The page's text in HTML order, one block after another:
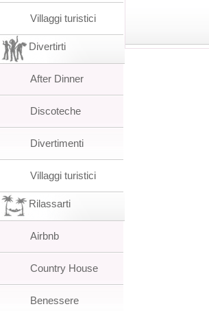
Villaggi turistici
Divertirti
After Dinner
Discoteche
Divertimenti
Villaggi turistici
Rilassarti
Airbnb
Country House
Benessere